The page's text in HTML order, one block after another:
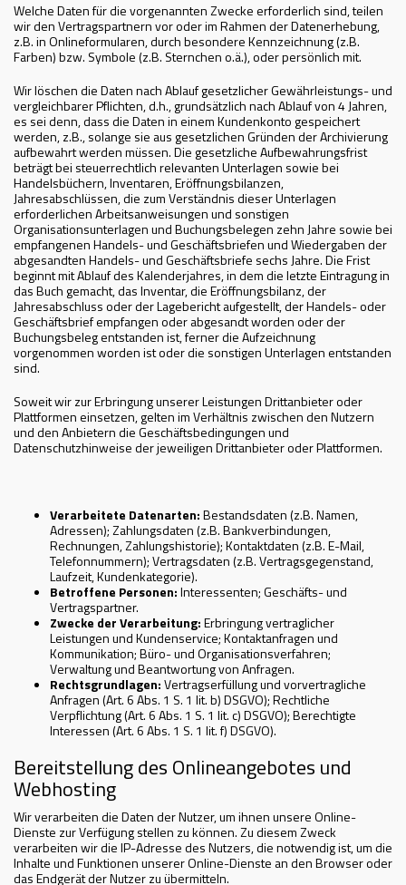
Welche Daten für die vorgenannten Zwecke erforderlich sind, teilen
wir den Vertragspartnern vor oder im Rahmen der Datenerhebung,
z.B. in Onlineformularen, durch besondere Kennzeichnung (z.B.
Farben) bzw. Symbole (z.B. Sternchen o.ä.), oder persönlich mit.
Wir löschen die Daten nach Ablauf gesetzlicher Gewährleistungs- und
vergleichbarer Pflichten, d.h., grundsätzlich nach Ablauf von 4 Jahren,
es sei denn, dass die Daten in einem Kundenkonto gespeichert
werden, z.B., solange sie aus gesetzlichen Gründen der Archivierung
aufbewahrt werden müssen. Die gesetzliche Aufbewahrungsfrist
beträgt bei steuerrechtlich relevanten Unterlagen sowie bei
Handelsbüchern, Inventaren, Eröffnungsbilanzen,
Jahresabschlüssen, die zum Verständnis dieser Unterlagen
erforderlichen Arbeitsanweisungen und sonstigen
Organisationsunterlagen und Buchungsbelegen zehn Jahre sowie bei
empfangenen Handels- und Geschäftsbriefen und Wiedergaben der
abgesandten Handels- und Geschäftsbriefe sechs Jahre. Die Frist
beginnt mit Ablauf des Kalenderjahres, in dem die letzte Eintragung in
das Buch gemacht, das Inventar, die Eröffnungsbilanz, der
Jahresabschluss oder der Lagebericht aufgestellt, der Handels- oder
Geschäftsbrief empfangen oder abgesandt worden oder der
Buchungsbeleg entstanden ist, ferner die Aufzeichnung
vorgenommen worden ist oder die sonstigen Unterlagen entstanden
sind.
Soweit wir zur Erbringung unserer Leistungen Drittanbieter oder
Plattformen einsetzen, gelten im Verhältnis zwischen den Nutzern
und den Anbietern die Geschäftsbedingungen und
Datenschutzhinweise der jeweiligen Drittanbieter oder Plattformen.
Verarbeitete Datenarten:Bestandsdaten (z.B. Namen,
Adressen); Zahlungsdaten (z.B. Bankverbindungen,
Rechnungen, Zahlungshistorie); Kontaktdaten (z.B. E-Mail,
Telefonnummern); Vertragsdaten (z.B. Vertragsgegenstand,
Laufzeit, Kundenkategorie).
Betroffene Personen:Interessenten; Geschäfts- und
Vertragspartner.
Zwecke der Verarbeitung:Erbringung vertraglicher
Leistungen und Kundenservice; Kontaktanfragen und
Kommunikation; Büro- und Organisationsverfahren;
Verwaltung und Beantwortung von Anfragen.
Rechtsgrundlagen:Vertragserfüllung und vorvertragliche
Anfragen (Art. 6 Abs. 1 S. 1 lit. b) DSGVO); Rechtliche
Verpflichtung (Art. 6 Abs. 1 S. 1 lit. c) DSGVO); Berechtigte
Interessen (Art. 6 Abs. 1 S. 1 lit. f) DSGVO).
Bereitstellung des Onlineangebotes und
Webhosting
Wir verarbeiten die Daten der Nutzer, um ihnen unsere Online-
Dienste zur Verfügung stellen zu können. Zu diesem Zweck
verarbeiten wir die IP-Adresse des Nutzers, die notwendig ist, um die
Inhalte und Funktionen unserer Online-Dienste an den Browser oder
das Endgerät der Nutzer zu übermitteln.